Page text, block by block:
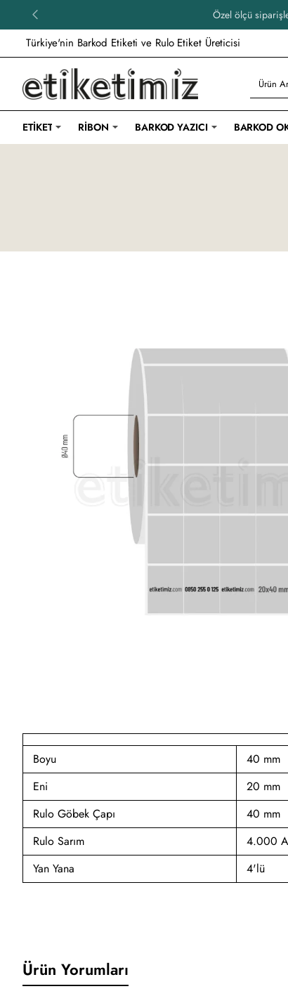
Özel ölçü
Türkiye'nin Barkod Etiketi ve Rulo Etiket Üreticisi
Ürün
Ara
...
ETIKET RIBON BARKOD YAZICI BARKOD
Boyu
40 mm
Eni
20 mm
Rulo Göbek Çapı
40 mm
Rulo Sarım
4.000
Yan Yana
4'lü
Ürün Yorumları